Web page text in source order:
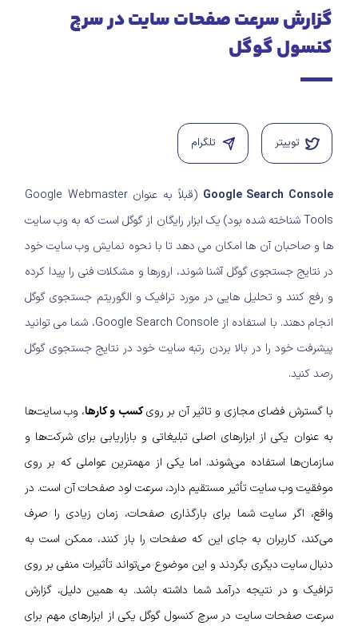
گزارش سرعت صفحات سایت در سرچ
کنسول گوگل
توییتر تلگرام
Google Search Console
(قبلاً به عنوان Google Webmaster
Tools شناخته شده بود) یک ابزار رایگان از گوگل است که به وب سایت
ها و صاحبان آن ها امکان می دهد تا با نحوه نمایش وب سایت خود
در نتایج جستجوی گوگل آشنا شوند، ارورها و مشکلات فنی را پیدا کرده
و رفع کنند و تحلیل هایی در مورد ترافیک و الگوریتم جستجوی گوگل
انجام دهند. با استفاده از Google Search Console، شما می توانید
پیشرفت خود را در بالا بردن رتبه سایت خود در نتایج جستجوی گوگل
رصد کنید.
با گسترش فضای مجازی و تاثیر آن بر رویکسب و کارها، وب سایت‌ها
به عنوان یکی از ابزارهای اصلی تبلیغاتی و بازاریابی برای شرکت‌ها و
سازمان‌ها استفاده می‌شوند. اما یکی از مهمترین عواملی که بر روی
موفقیت وب سایت تأثیر مستقیم دارد، سرعت لود صفحات آن است. در
واقع، اگر سایت شما برای بارگذاری صفحات، زمان زیادی را صرف
می‌کند، کاربران به جای این که صفحات را باز کنند، ممکن است به
دنبال سایت دیگری بگردند و این موضوع می‌تواند تأثیرات منفی بر روی
ترافیک و در نتیجه درآمد شما داشته باشد. به همین دلیل، گزارش
سرعت صفحات سایت در سرچ کنسول گوگل یکی از ابزارهای مهم برای